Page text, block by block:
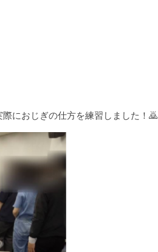
際におじぎの仕方を練習しました！🙇